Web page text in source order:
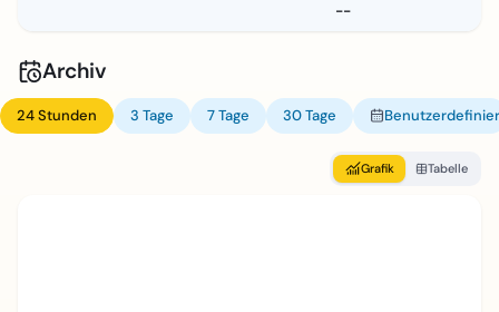
--
Archiv
24 Stunden 3 Tage 7 Tage 30 Tage
Grafik Tabelle